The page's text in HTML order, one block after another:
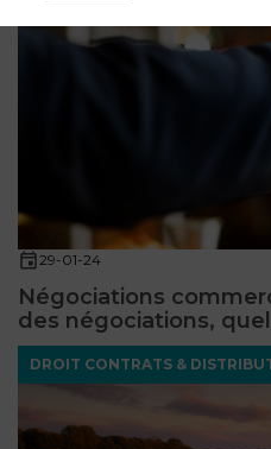
29-01-24
Négociations
des négociations,
DROIT CONTRATS &